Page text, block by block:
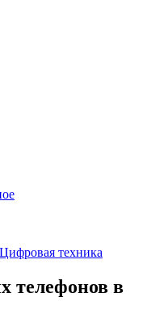
Цифровая техника
телефонов в